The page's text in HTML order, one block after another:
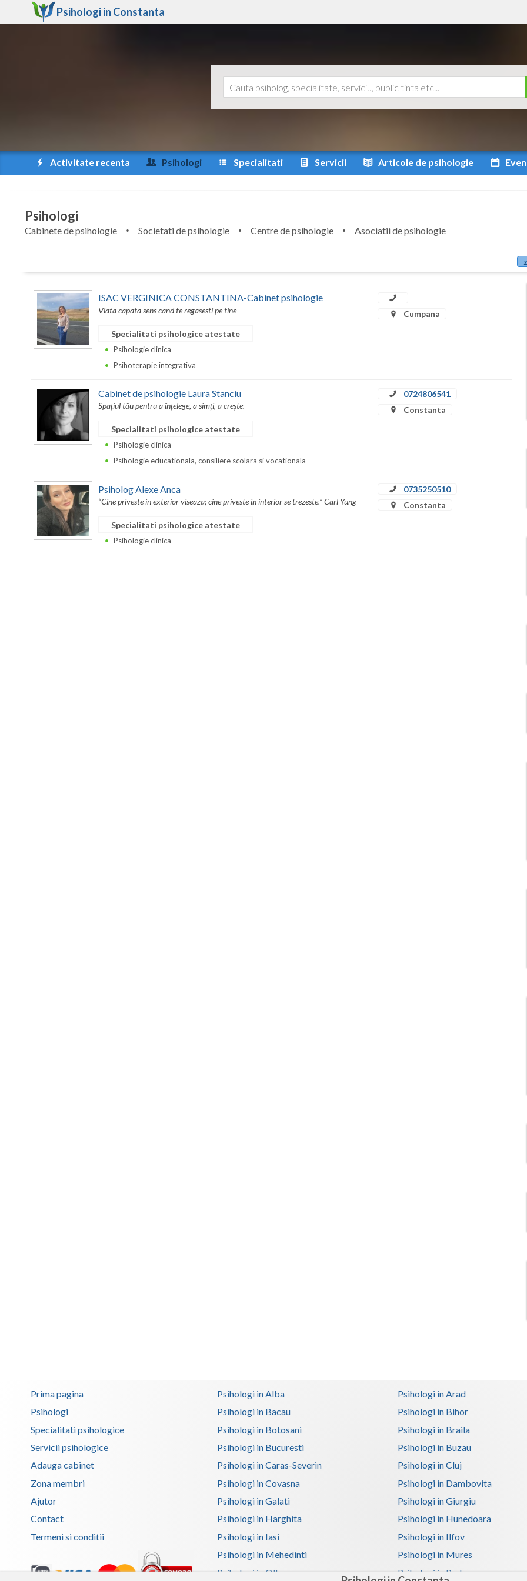
Psihologi in Constanta
Activitate recenta Psihologi Specialitati Servicii Articole de psihologie
Psihologi
Cabinete de psihologie Societati de psihologie Centre de psihologie
Asociatii de psihologie
ISAC VERGINICA CONSTANTINA-Cabinet psihologie
Viata capata sens cand te regasesti pe tine
Cumpana
Specialitati psihologice atestate
Psihologie clinica
Psihoterapie integrativa
Cabinet de psihologie Laura Stanciu
Spațiul tău pentru a înțelege, a simți, a crește.
0724806541
Constanta
Specialitati psihologice atestate
Psihologie clinica
Psihologie educationala, consiliere scolara si vocationala
Psiholog Alexe Anca
“Cine priveste in exterior viseaza; cine priveste in interior se trezeste.” Carl Yung
0735250510
Constanta
Specialitati psihologice atestate
Psihologie clinica
Prima pagina
Psihologi
Specialitati psihologice
Servicii psihologice
Adauga cabinet
Zona membri
Ajutor
Contact
Termeni si conditii
Psihologi in Alba Psihologi in Arad
Psihologi in Bacau
Psihologi in Bihor
Psihologi in Botosani
Psihologi in Braila
Psihologi in Bucuresti
Psihologi in Buzau
Psihologi in Caras-Severin
Psihologi in Cluj
Psihologi in Covasna
Psihologi in Dambovita
Psihologi in Galati
Psihologi in Giurgiu
Psihologi in Harghita
Psihologi in Hunedoara
Psihologi in Iasi
Psihologi in Ilfov
Psihologi in Mehedinti
Psihologi in Mures
Psihologi in Olt
Psihologi in Prahova